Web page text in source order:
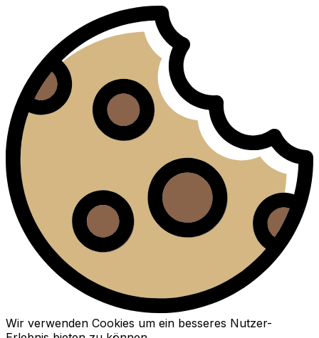
Wir verwenden Cookies um ein besseres Nutzer-